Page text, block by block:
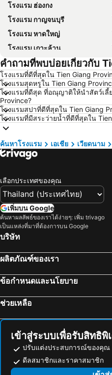
โรงแรม ฮ่องกง
โรงแรม กาญจนบุรี
โรงแรม หาดใหญ่
โรงแรม เกาะล้าน
โรงแรม นครราชสีมา
โรงแรม เขาหลัก
โรงแรม อุดรธานี
โรงแรม กระบี่
โรงแรม นครพนม
โรงแรม เกาะเต่า
โรงแรม ภาคตะวันออกเฉียงเหนือ
โรงแรม ปีนัง
โรงแรม จอร์เจีย
โรงแรม ประเทศไทย
โรงแรม ซาโมส
คำถามที่พบบ่อยเกี่ยวกับ
โรงแรมที่ดีที่สุดใน Tien Giang
โรงแรมสุดหรูใน Tien Giang
โรงแรมที่ดีสุด ที่อณุญาติให้นำสัตว์เลี้
Province?
โรงแรมสปาที่ดีที่สุดใน Tien Giang
โรงแรมที่มีสระว่ายน้ำที่ดีที่สุดใน
ค้นหาโรงแรม เอเชีย เวียดนาม
เลือกประเทศของคุณ
เพิ่มบน Google
ค้นหาผลลัพธ์ของเราได้ง่ายๆ: เพิ่ม trivago
เป็นแหล่งที่มาที่ต้องการบน Google
บริษัท
ผลิตภัณฑ์ของเรา
ข้อกำหนดและนโยบาย
ช่วยเหลือ
เข้าสู่ระบบเพื่อรับสิทธิ
ปรับแต่งประสบการณ์ของคุณ
ดีลสมาชิกและราคาสมาชิก